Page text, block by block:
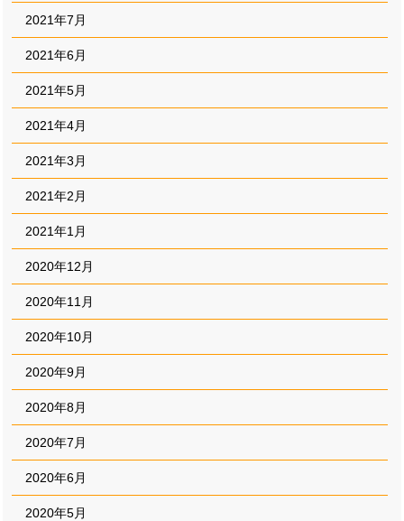
2021年7月
2021年6月
2021年5月
2021年4月
2021年3月
2021年2月
2021年1月
2020年12月
2020年11月
2020年10月
2020年9月
2020年8月
2020年7月
2020年6月
2020年5月